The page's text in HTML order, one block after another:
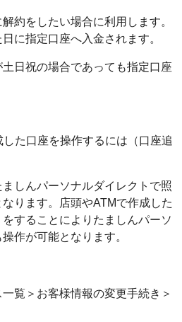
約をしたい場合に利用します。
に指定口座へ入金されます。
日祝の場合であっても指定口座
した口座を操作するには（口座追
しんパーソナルダイレクトで照
ります。店頭やATMで作成した
することによりたましんパーソ
作が可能となります。
覧＞お客様情報の変更手続き＞